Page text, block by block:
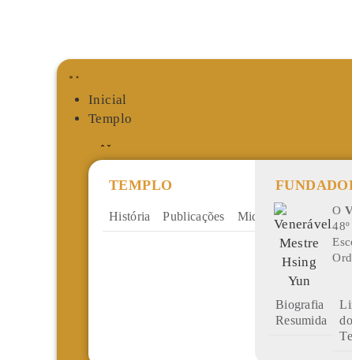
Inicial
Templo
TEMPLO
História Publicações Midiateca Doações
O
Biografia
Resumida
do